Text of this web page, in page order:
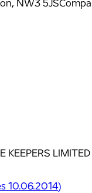
NW3 5JS
KEEPERS
10.06.2014)